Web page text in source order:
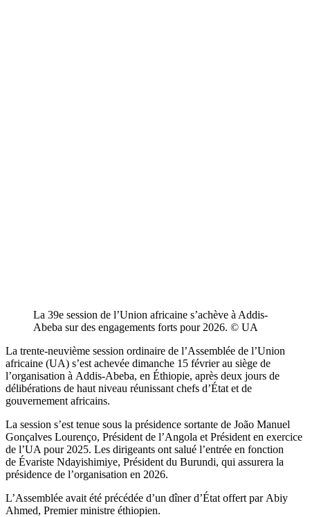
La 39e session de l’Union africaine s’achève à Addis-
Abeba sur des engagements forts pour 2026. © UA
La trente-neuvième session ordinaire de l’Assemblée de l’Union
africaine (UA) s’est achevée dimanche 15 février au siège de
l’organisation à Addis-Abeba, en Éthiopie, après deux jours de
délibérations de haut niveau réunissant chefs d’État et de
gouvernement africains.
La session s’est tenue sous la présidence sortante de João Manuel
Gonçalves Lourenço, Président de l’Angola et Président en exercice
de l’UA pour 2025. Les dirigeants ont salué l’entrée en fonction
de Évariste Ndayishimiye, Président du Burundi, qui assurera la
présidence de l’organisation en 2026.
L’Assemblée avait été précédée d’un dîner d’État offert par Abiy
Ahmed, Premier ministre éthiopien.